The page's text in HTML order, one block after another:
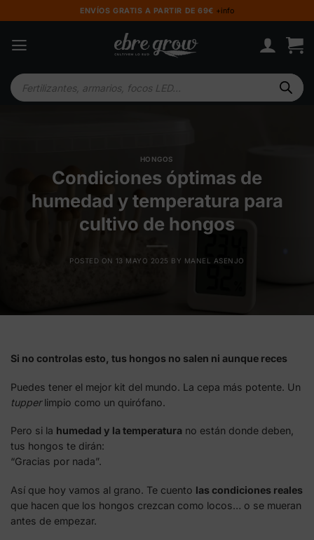
al
contenido
ENVÍOS GRATIS A PARTIR DE 69€ +info
Búsqueda
de
productos
HONGOS
Condiciones óptimas de
humedad y temperatura para
cultivo de hongos
POSTED ON 13 MAYO 2025 BY MANEL ASENJO
Si no controlas esto, tus hongos no salen ni aunque reces
Puedes tener el mejor kit del mundo. La cepa más potente. Un
tupperlimpio como un quirófano.
Pero si la humedad y la temperatura no están donde deben,
tus hongos te dirán:
“Gracias por nada”.
Así que hoy vamos al grano. Te cuento las condiciones reales
que hacen que los hongos crezcan como locos… o se mueran
antes de empezar.